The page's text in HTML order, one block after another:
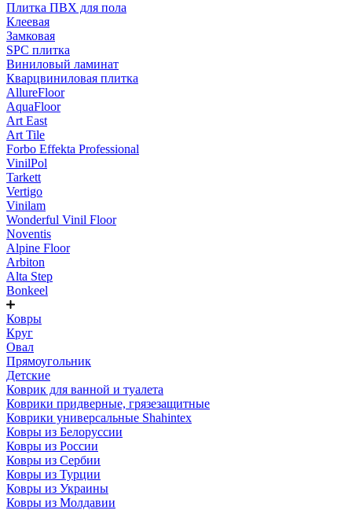
Плитка ПВХ для пола
Клеевая
Замковая
SPC плитка
Виниловый ламинат
Кварцвиниловая плитка
AllureFloor
AquaFloor
Art East
Art Tile
Forbo Effekta Professional
VinilPol
Tarkett
Vertigo
Vinilam
Wonderful Vinil Floor
Noventis
Alpine Floor
Arbiton
Alta Step
Bonkeel
Ковры
Круг
Овал
Прямоугольник
Детские
Коврик для ванной и туалета
Коврики придверные, грязезащитные
Коврики универсальные Shahintex
Ковры из Белоруссии
Ковры из России
Ковры из Сербии
Ковры из Турции
Ковры из Украины
Ковры из Молдавии